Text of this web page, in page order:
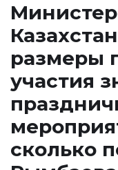
размеры
участия
сколько